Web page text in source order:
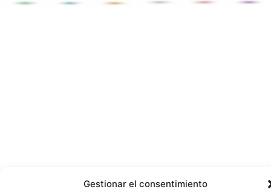
Gestionar el consentimiento